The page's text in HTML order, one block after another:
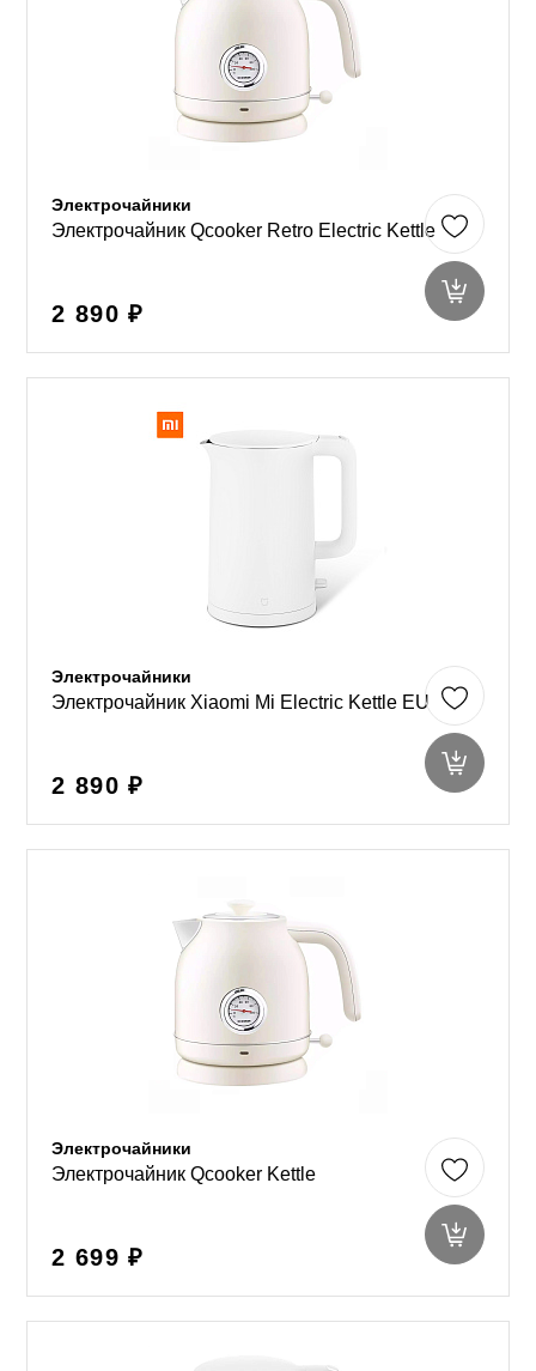
Электрочайники
Электрочайник Qcooker Retro Electric Kettle
2 890 ₽
Электрочайники
Электрочайник Xiaomi Mi Electric Kettle EU
2 890 ₽
Электрочайники
Электрочайник Qcooker Kettle
2 699 ₽